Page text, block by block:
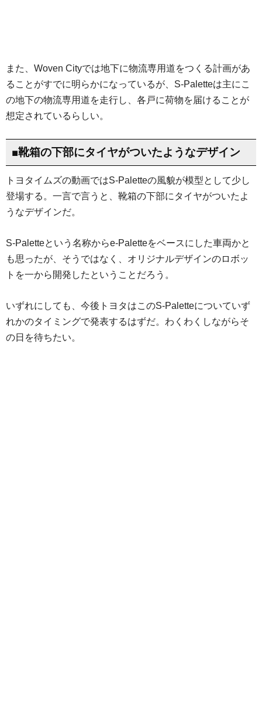
また、Woven Cityでは地下に物流専用道をつくる計画があ
ることがすでに明らかになっているが、S-Paletteは主にこ
の地下の物流専用道を走行し、各戸に荷物を届けることが
想定されているらしい。
■靴箱の下部にタイヤがついたようなデザイン
トヨタイムズの動画ではS-Paletteの風貌が模型として少し
登場する。一言で言うと、靴箱の下部にタイヤがついたよ
うなデザインだ。
S-Paletteという名称からe-Paletteをベースにした車両かと
も思ったが、そうではなく、オリジナルデザインのロボッ
トを一から開発したということだろう。
いずれにしても、今後トヨタはこのS-Paletteについていず
れかのタイミングで発表するはずだ。わくわくしながらそ
の日を待ちたい。